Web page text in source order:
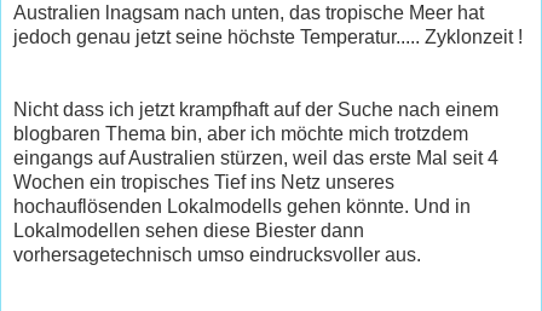
Australien lnagsam nach unten, das tropische Meer hat
jedoch genau jetzt seine höchste Temperatur..... Zyklonzeit !
Nicht dass ich jetzt krampfhaft auf der Suche nach einem
blogbaren Thema bin, aber ich möchte mich trotzdem
eingangs auf Australien stürzen, weil das erste Mal seit 4
Wochen ein tropisches Tief ins Netz unseres
hochauflösenden Lokalmodells gehen könnte. Und in
Lokalmodellen sehen diese Biester dann
vorhersagetechnisch umso eindrucksvoller aus.